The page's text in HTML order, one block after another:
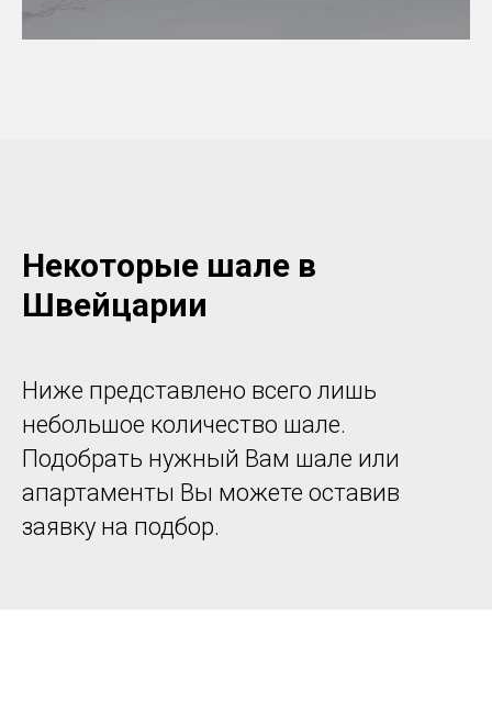
Некоторые шале в
Швейцарии
Ниже представлено всего лишь
небольшое количество шале.
Подобрать нужный Вам шале или
апартаменты Вы можете оставив
заявку на подбор.